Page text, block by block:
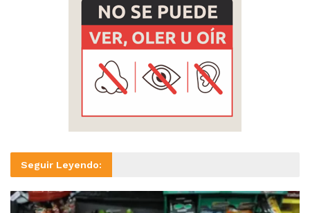
Seguir Leyendo: